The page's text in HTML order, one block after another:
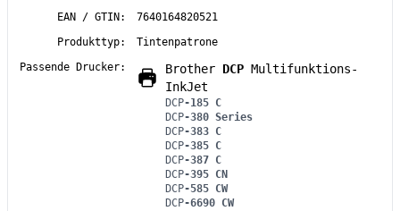
EAN / GTIN:
7640164820521
Produkttyp:
Tintenpatrone
Passende Drucker:
Brother DCP Multifunktions-
InkJet
DCP-185 C
DCP-380 Series
DCP-383 C
DCP-385 C
DCP-387 C
DCP-395 CN
DCP-585 CW
DCP-6690 CW